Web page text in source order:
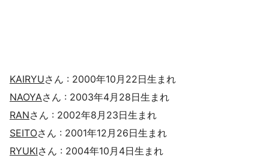
KAIRYUさん : 2000年10月22日生まれ
NAOYAさん : 2003年4月28日生まれ
RANさん : 2002年8月23日生まれ
SEITOさん : 2001年12月26日生まれ
RYUKIさん : 2004年10月4日生まれ